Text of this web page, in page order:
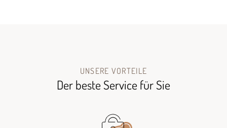
UNSERE VORTEILE
Der beste Service für Sie